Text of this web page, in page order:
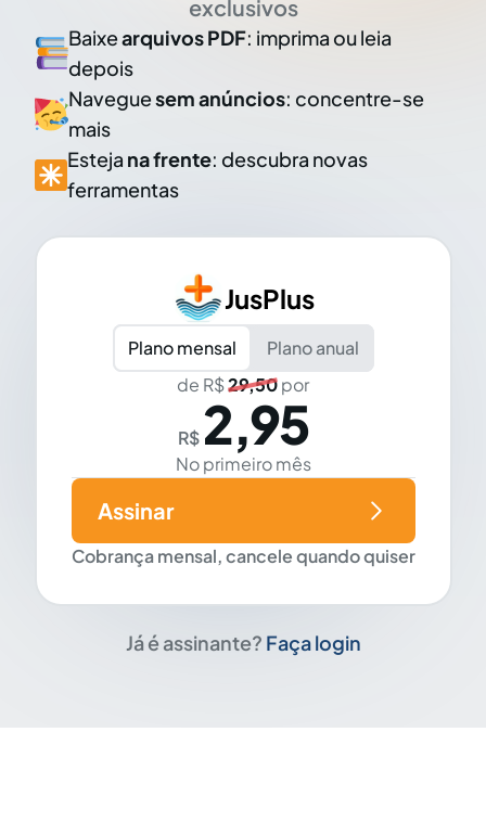
exclusivos
Baixearquivos PDF: imprima ou leia
depois
Naveguesem anúncios: concentre-se
mais
Esteja na frente: descubra novas
ferramentas
JusPlus
Plano mensal
Plano anual
de R$29,50por
R$ 2,95
No primeiro mês
Cobrança mensal, cancele quando quiser
Assinar
Já é assinante? Faça login